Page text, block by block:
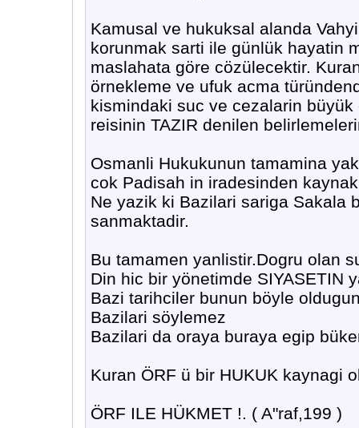
Kamusal ve hukuksal alanda
korunmak sarti ile günlük hayatin
maslahata göre cözülecektir.
örnekleme ve ufuk acma
kismindaki suc ve cezalarin
reisinin TAZIR denilen
Osmanli Hukukunun tamamina
cok Padisah in iradesinden
Ne yazik ki Bazilari sariga Sakala
sanmaktadir.
Bu tamamen yanlistir.Dogru olan
Din hic bir yönetimde SIYASETIN
Bazi tarihciler bunun böyle
Bazilari söylemez
Bazilari da oraya buraya egip
Kuran ÖRF ü bir HUKUK kaynagi
ÖRF ILE HÜKMET !. ( A"raf,199 )